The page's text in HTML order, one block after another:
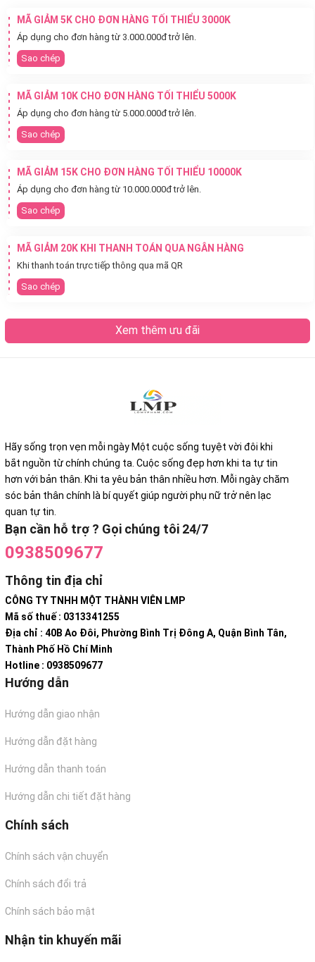
MÃ GIẢM 5K CHO ĐƠN HÀNG TỐI THIỂU 3000K
Áp dụng cho đơn hàng từ 3.000.000đ trở lên.
Sao chép
MÃ GIẢM 10K CHO ĐƠN HÀNG TỐI THIỂU 5000K
Áp dụng cho đơn hàng từ 5.000.000đ trở lên.
Sao chép
MÃ GIẢM 15K CHO ĐƠN HÀNG TỐI THIỂU 10000K
Áp dụng cho đơn hàng từ 10.000.000đ trở lên.
Sao chép
MÃ GIẢM 20K KHI THANH TOÁN QUA NGÂN HÀNG
Khi thanh toán trực tiếp thông qua mã QR
Sao chép
Xem thêm ưu đãi
Hãy sống trọn vẹn mỗi ngày Một cuộc sống tuyệt vời đôi khi
bắt nguồn từ chính chúng ta. Cuộc sống đẹp hơn khi ta tự tin
hơn với bản thân. Khi ta yêu bản thân nhiều hơn. Mỗi ngày chăm
sóc bản thân chính là bí quyết giúp người phụ nữ trở nên lạc
quan tự tin.
Bạn cần hỗ trợ ? Gọi chúng tôi 24/7
0938509677
Thông tin địa chỉ
CÔNG TY TNHH MỘT THÀNH VIÊN LMP
Mã số thuế : 0313341255
Địa chỉ : 40B Ao Đôi, Phường Bình Trị Đông A, Quận Bình Tân,
Thành Phố Hồ Chí Minh
Hotline : 0938509677
Hướng dẫn
Hướng dẫn giao nhận
Hướng dẫn đặt hàng
Hướng dẫn thanh toán
Hướng dẫn chi tiết đặt hàng
Chính sách
Chính sách vận chuyển
Chính sách đổi trả
Chính sách bảo mật
Nhận tin khuyến mãi